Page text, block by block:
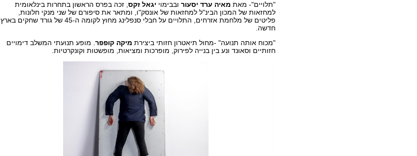
"תלויים"- מאת מאיה ערד יסעור ובבימוי יגאל זקס , זכה בפרס הראשון בתחרות בינלאומית
למחזאות של המכון הבינ"ל למחזאות של אונסק"ו, ומתאר את סיפורם של שני מנקי חלונות,
פליטים של מלחמת אזרחים, התלויים על חבלי סנפלינג מחוץ לקומה ה-45 של גורד שחקים בארץ
חדשה.
"מכוח אותה תנועה" -מחול תיאטרון חזותי ביצירת מיקה קופפר . מופע תנועתי המשלב דימויים
חזותיים וסאונד ונע בין בנייה לפירוק, מופרכות ומציאות, מופשטות וקונקרטיות.